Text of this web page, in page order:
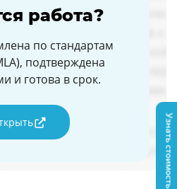
работа?
по стандартам
подтверждена
и готова в срок.
Узнать стоимость